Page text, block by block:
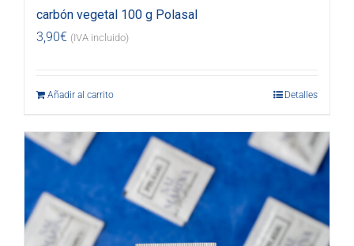
carbón vegetal 100 g Polasal
3,90€ (IVA incluido)
Añadir al carrito Detalles